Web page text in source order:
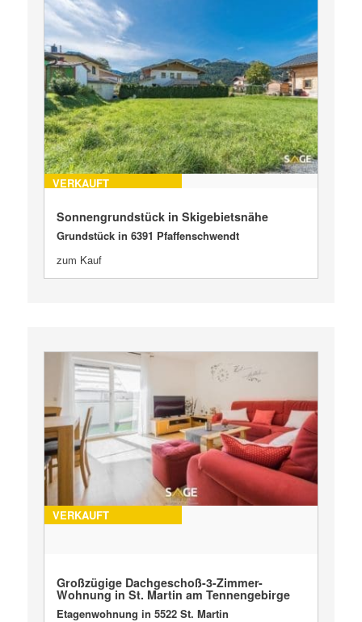
VERKAUFT
Sonnengrundstück in Skigebietsnähe
Grundstück in 6391 Pfaffenschwendt
zum Kauf
VERKAUFT
Großzügige Dachgeschoß-3-Zimmer-
Wohnung in St. Martin am Tennengebirge
Etagenwohnung in 5522 St. Martin